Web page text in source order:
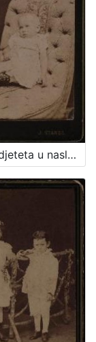
Portret djeteta u naslonjaču / Ivan Standl